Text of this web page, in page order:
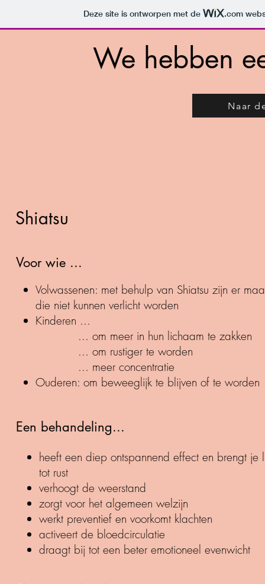
Deze site is ontworpen met de .com
We hebben
Naar
Shiatsu
Voor wie ...
Volwassenen: met behulp van Shiatsu zijn er
die niet kunnen verlicht worden
Kinderen ...
... om meer in hun lichaam te zakken
... om rustiger te worden
... meer concentratie
Ouderen: om beweeglijk te blijven of te worden​​​
Een behandeling...
heeft een diep ontspannend effect en brengt je
tot rust
verhoogt de weerstand
zorgt voor het algemeen welzijn
werkt preventief en voorkomt klachten
activeert de bloedcirculatie
draagt bij tot een beter emotioneel evenwicht